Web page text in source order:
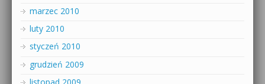
marzec 2010
luty 2010
styczeń 2010
grudzień 2009
listopad 2009